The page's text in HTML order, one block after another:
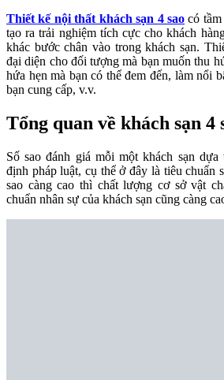
Thiết kế nội thất khách sạn 4 sao có
tạo ra trải nghiệm tích cực cho khách
khác bước chân vào trong khách sạn.
đại diện cho đối tượng mà bạn muốn thu
hứa hẹn mà bạn có thể đem đến, làm nổi
bạn cung cấp, v.v.
Tổng quan về khách sạn 4
Số sao đánh giá mỗi một khách sạn
định pháp luật, cụ thể ở đây là tiêu chuẩn
sao càng cao thì chất lượng cơ sở vật
chuẩn nhân sự của khách sạn cũng càng